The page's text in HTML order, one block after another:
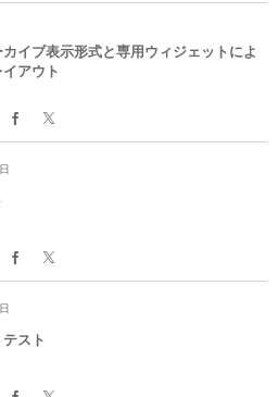
イブ表示形式と専用ウィジェットによ
アウト
テスト